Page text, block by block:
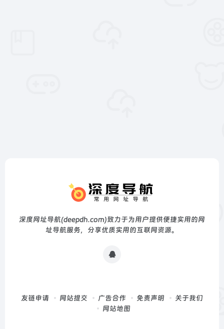
深度网址导航(deepdh.com)致力于为用户提供便捷实用的网
址导航服务，分享优质实用的互联网资源。
友链申请 网站提交 广告合作 免责声明
关于我们
网站地图